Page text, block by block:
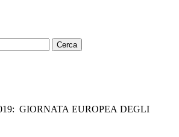
GIORNATA EUROPEA DEGLI